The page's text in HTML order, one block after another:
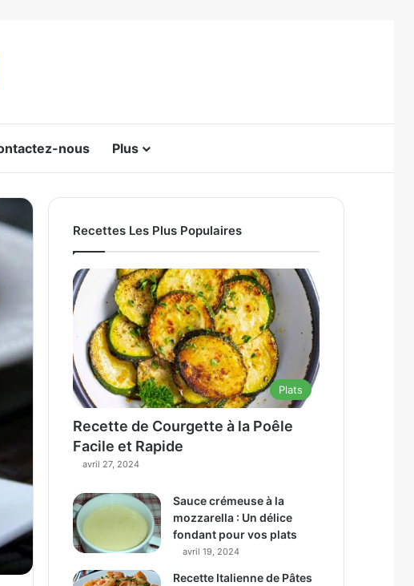
nous Plus
Recettes Les Plus Populaires
Plats
Recette de Courgette à la Poêle
Facile et Rapide
avril 27, 2024
Sauce crémeuse à la
mozzarella : Un délice
fondant pour vos plats
avril 19, 2024
Recette Italienne de Pâtes